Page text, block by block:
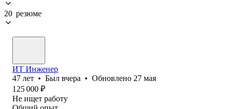
20 резюме
ИТ Инженер
47 лет • Был вчера • Обновлено 27 мая
125 000 ₽
Не ищет работу